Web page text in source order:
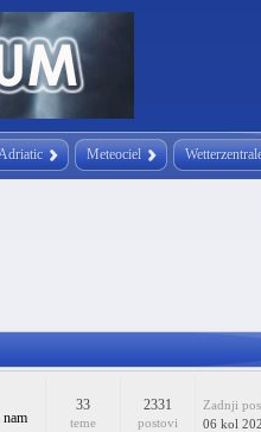
Meteociel
33
teme
2331
postovi
Zadnji
06 kol